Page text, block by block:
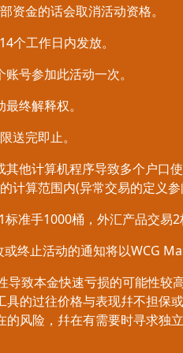
资金的话会取消活动资格。
个工作日内发放。
号参加此活动一次。
终解释权。
送完即止。
他计算机程序导致多个户口
算范围内(异常交易的定义参
准手1000桶，外汇产品交易2
终止活动的通知将以WCG
致本金快速亏损的可能性
的过往价格与表现幷不担保
风险，幷在有需要时寻求独立